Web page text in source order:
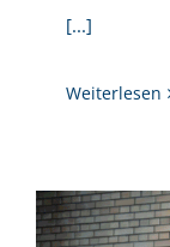
[...]
Weiterlesen